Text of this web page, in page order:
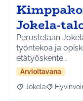
Jokela-
Perustetaan
työntekoa ja
etätyöskente…
Arvioitavana
Rajaa tulokset
Jokela Rajaa